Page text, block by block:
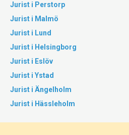
Jurist i Perstorp
Jurist i Malmö
Jurist i Lund
Jurist i Helsingborg
Jurist i Eslöv
Jurist i Ystad
Jurist i Ängelholm
Jurist i Hässleholm